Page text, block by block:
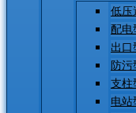
低压
配电
出口
防污
支柱
电站